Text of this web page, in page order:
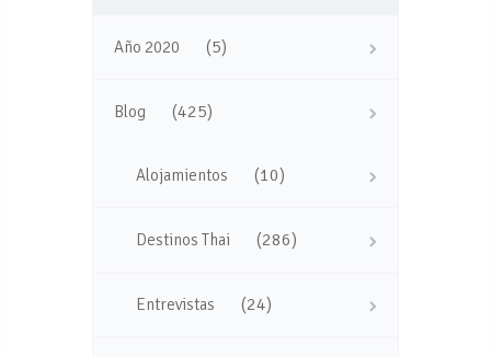
Año 2020 (5)
Blog (425)
Alojamientos (10)
Destinos Thai (286)
Entrevistas (24)